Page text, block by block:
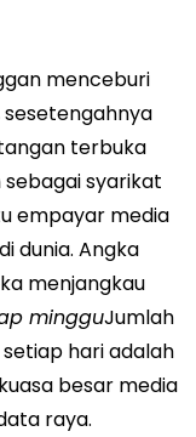
menceburi
terbuka
syarikat
empayar media
dunia. Angka
menjangkau
mingguJumlah
hari adalah
besar media
raya.